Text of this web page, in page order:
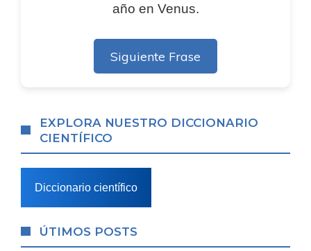
año en Venus.
Siguiente Frase
EXPLORA NUESTRO DICCIONARIO
CIENTÍFICO
Diccionario científico
ÚTIMOS POSTS